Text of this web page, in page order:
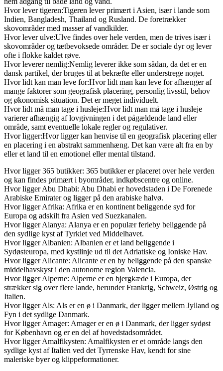
Hvor lever tigeren:Tigeren lever primært i Asien, især i lande som
Indien, Bangladesh, Thailand og Rusland. De foretrækker
skovområder med masser af vandkilder.
Hvor lever ulve:Ulve findes over hele verden, men de trives især i
skovområder og tætbevoksede områder. De er sociale dyr og lever
ofte i flokke kaldet røve.
Hvor leverer nemlig:Nemlig leverer ikke som sådan, da det er en
dansk partikel, der bruges til at bekræfte eller understrege noget.
Hvor lidt kan man leve for:Hvor lidt man kan leve for afhænger af
mange faktorer som geografisk placering, personlig livsstil, behov
og økonomisk situation. Det er meget individuelt.
Hvor lidt må man tage i husleje:Hvor lidt man må tage i husleje
varierer afhængig af lovgivningen i det pågældende land eller
område, samt eventuelle lokale regler og regulativer.
Hvor ligger:Hvor ligger kan henvise til en geografisk placering eller
en placering i en abstrakt sammenhæng. Det kan være alt fra en by
eller et land til en emotionel eller mental tilstand.
Hvor ligger 365 butikker: 365 butikker er placeret over hele verden
og kan findes primært i byområder, indkøbscentre og online.
Hvor ligger Abu Dhabi: Abu Dhabi er hovedstaden i De Forenede
Arabiske Emirater og ligger på den arabiske halvø.
Hvor ligger Afrika: Afrika er en kontinent beliggende syd for
Europa og adskilt fra Asien ved Suezkanalen.
Hvor ligger Alanya: Alanya er en populær ferieby beliggende på
den sydlige kyst af Tyrkiet ved Middelhavet.
Hvor ligger Albanien: Albanien er et land beliggende i
Sydøsteuropa, med kystlinje ud til det Adriatiske og Ioniske Hav.
Hvor ligger Alicante: Alicante er en by beliggende på den spanske
middelhavskyst i den autonome region Valencia.
Hvor ligger Alperne: Alperne er en bjergkæde i Europa, der
strækker sig over flere lande, herunder Frankrig, Schweiz, Østrig og
Italien.
Hvor ligger Als: Als er en ø i Danmark, der ligger mellem Jylland og
Fyn i det sydlige Danmark.
Hvor ligger Amager: Amager er en ø i Danmark, der ligger sydøst
for København og er en del af hovedstadsområdet.
Hvor ligger Amalfikysten: Amalfikysten er et område langs den
sydlige kyst af Italien ved det Tyrrenske Hav, kendt for sine
maleriske byer og klippeformationer.